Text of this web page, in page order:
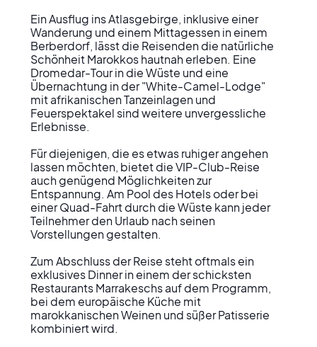
Ein Ausflug ins Atlasgebirge, inklusive einer
Wanderung und einem Mittagessen in einem
Berberdorf, lässt die Reisenden die natürliche
Schönheit Marokkos hautnah erleben. Eine
Dromedar-Tour in die Wüste und eine
Übernachtung in der "White-Camel-Lodge"
mit afrikanischen Tanzeinlagen und
Feuerspektakel sind weitere unvergessliche
Erlebnisse.
Für diejenigen, die es etwas ruhiger angehen
lassen möchten, bietet die VIP-Club-Reise
auch genügend Möglichkeiten zur
Entspannung. Am Pool des Hotels oder bei
einer Quad-Fahrt durch die Wüste kann jeder
Teilnehmer den Urlaub nach seinen
Vorstellungen gestalten.
Zum Abschluss der Reise steht oftmals ein
exklusives Dinner in einem der schicksten
Restaurants Marrakeschs auf dem Programm,
bei dem europäische Küche mit
marokkanischen Weinen und süßer Patisserie
kombiniert wird.